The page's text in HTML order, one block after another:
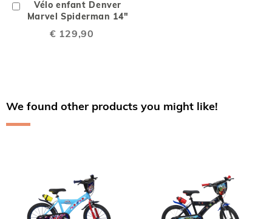
Vélo enfant Denver
Marvel Spiderman 14"
€ 129,90
Ajouter
au
chariot
We found other products you might like!